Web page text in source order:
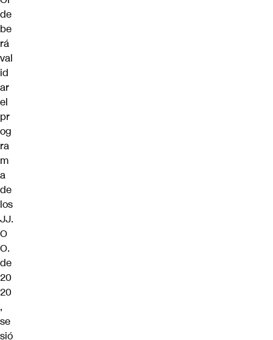
de
be
rá
val
id
ar
el
pr
og
ra
m
a
de
los
JJ.
O
O.
de
20
20
,
se
sió